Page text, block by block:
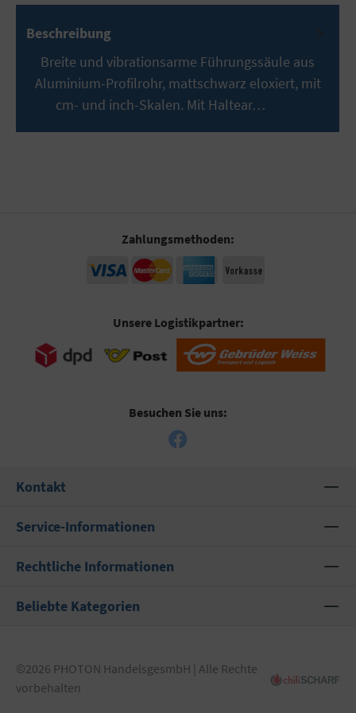
Beschreibung
Breite und vibrationsarme Führungssäule aus
Aluminium-Profilrohr, mattschwarz eloxiert, mit
cm- und inch-Skalen. Mit Haltear…
Zahlungsmethoden:
Unsere Logistikpartner:
Besuchen Sie uns:
Kontakt
Service-Informationen
Rechtliche Informationen
Beliebte Kategorien
©2026 PHOTON HandelsgesmbH | Alle Rechte
vorbehalten